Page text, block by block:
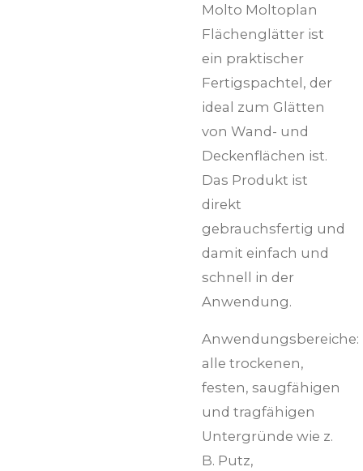
Molto Moltoplan
Flächenglätter ist
ein praktischer
Fertigspachtel, der
ideal zum Glätten
von Wand- und
Deckenflächen ist.
Das Produkt ist
direkt
gebrauchsfertig und
damit einfach und
schnell in der
Anwendung.
Anwendungsbereiche:
alle trockenen,
festen, saugfähigen
und tragfähigen
Untergründe wie z.
B. Putz,